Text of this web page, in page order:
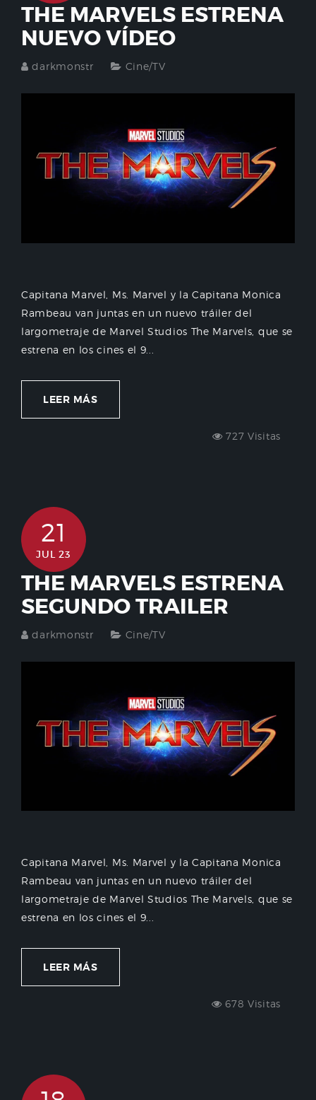
THE MARVELS ESTRENA
NUEVO VÍDEO
darkmonstr Cine/TV
Capitana Marvel, Ms. Marvel y la Capitana Monica
Rambeau van juntas en un nuevo tráiler del
largometraje de Marvel Studios The Marvels, que se
estrena en los cines el 9...
LEER MÁS
727 Visitas
21
JUL 23
THE MARVELS ESTRENA
SEGUNDO TRAILER
darkmonstr Cine/TV
Capitana Marvel, Ms. Marvel y la Capitana Monica
Rambeau van juntas en un nuevo tráiler del
largometraje de Marvel Studios The Marvels, que se
estrena en los cines el 9...
LEER MÁS
678 Visitas